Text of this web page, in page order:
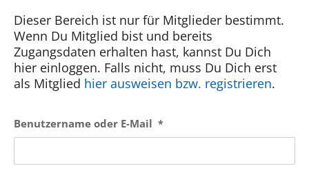
SUCHE
NACH:
Dieser Bereich ist nur für Mitglieder bestimmt.
Wenn Du Mitglied bist und bereits
Zugangsdaten erhalten hast, kannst Du Dich
hier einloggen. Falls nicht, muss Du Dich erst
als Mitglied hier ausweisen bzw. registrieren.
Benutzername oder E-Mail *